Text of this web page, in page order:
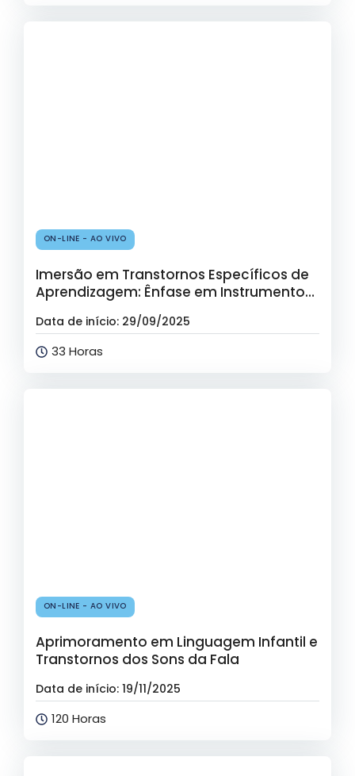
ON-LINE - AO VIVO
Imersão em Transtornos Específicos de
Aprendizagem: Ênfase em Instrumentos
de Avaliação e Intervenção – Profa. Dra.
Simone Capellini
Data de início: 29/09/2025
33 Horas
ON-LINE - AO VIVO
Aprimoramento em Linguagem Infantil e
Transtornos dos Sons da Fala
Data de início: 19/11/2025
120 Horas